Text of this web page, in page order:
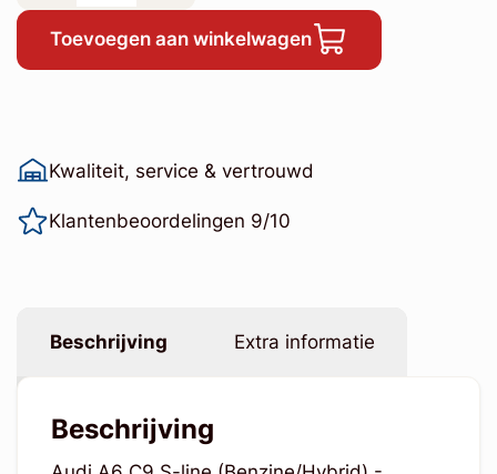
Toevoegen aan winkelwagen
Kwaliteit, service & vertrouwd
Klantenbeoordelingen 9/10
Beschrijving Extra informatie
Beschrijving